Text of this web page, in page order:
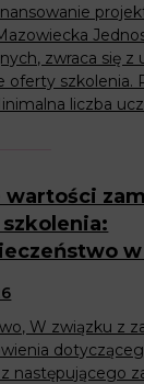
zwraca się z
oferty szkolenia.
liczba
wartości
W związku z
następującego